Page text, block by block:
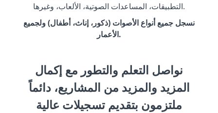
التطبيقات، المساعدات الصوتية، الألعاب، وغيرها.
نسجل جميع أنواع الأصوات (ذكور، إناث، أطفال) ولجميع
الأعمار.
نواصل التعلم والتطور مع إكمال
المزيد والمزيد من المشاريع، دائماً
ملتزمون بتقديم تسجيلات عالية